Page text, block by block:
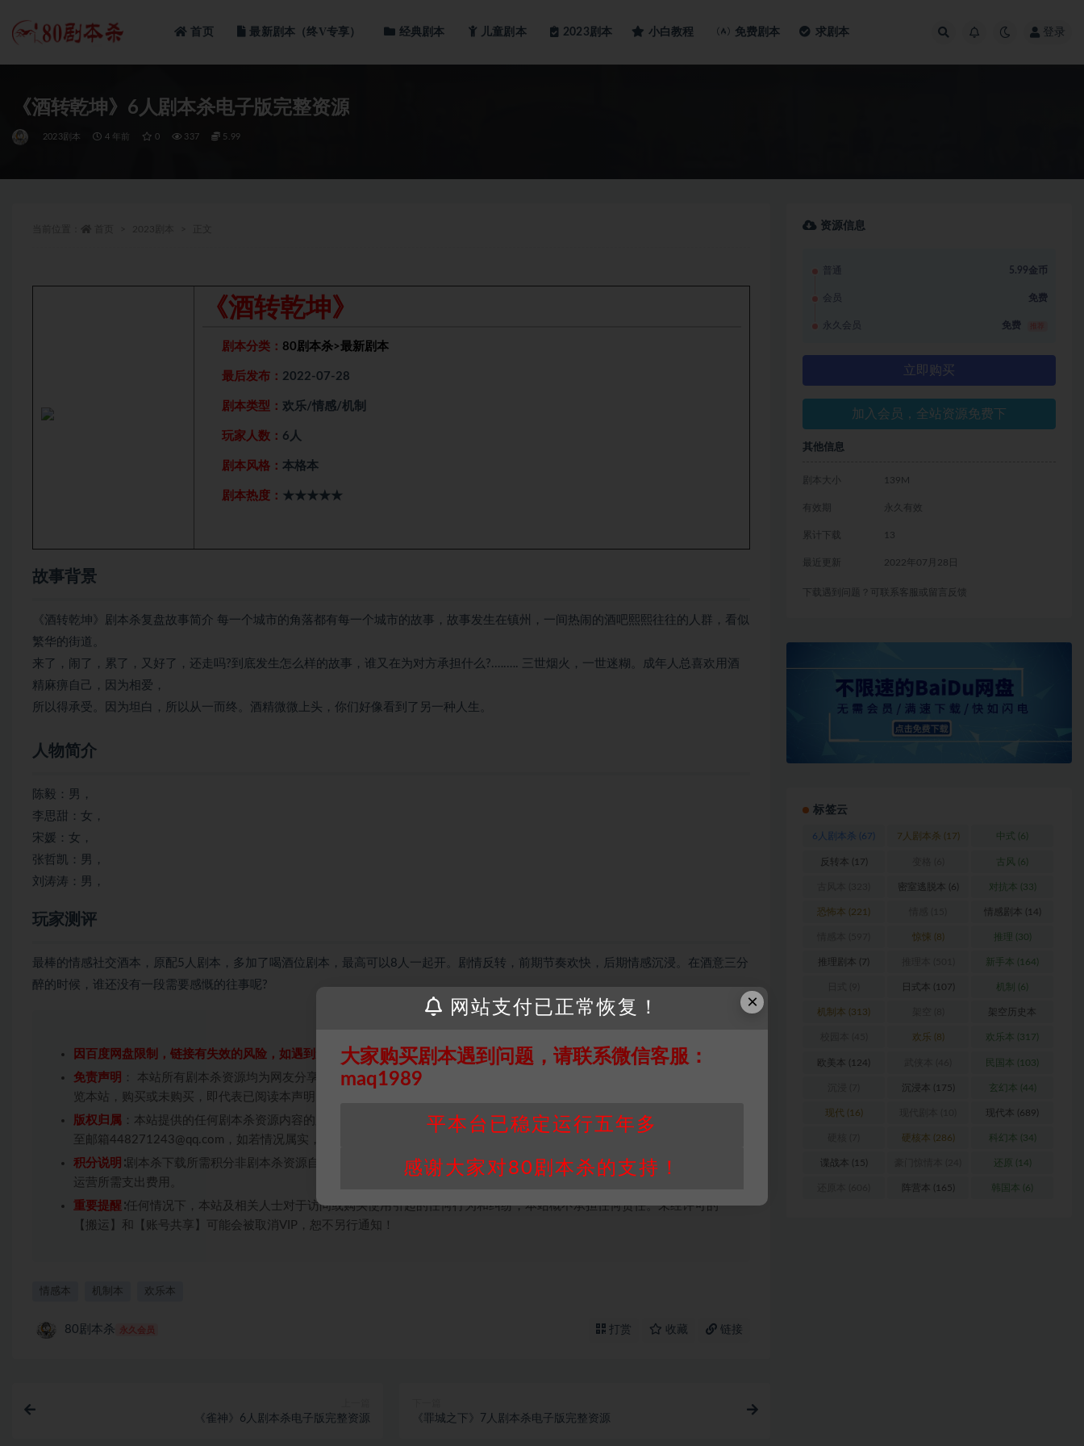
首页 最新剧本（终V专享） 经典剧本 儿童剧本 2023剧本 小白教程 免费剧本 求剧本 登录
《酒转乾坤》6人剧本杀电子版完整资源
2023剧本 4 年前 0 337 5.99
《酒转乾坤》
剧本分类： 80剧本杀>最新剧本
最后发布： 2022-07-28
剧本类型： 欢乐/情感/机制
玩家人数： 6人
剧本风格： 本格本
剧本热度： ★★★★★
故事背景
《酒转乾坤》剧本杀复盘故事简介 每一个城市的角落都有每一个城市的故事，故事发生在镇州，一间热闹的酒吧熙熙往往的人群，看似
繁华的街道。
来了，闹了，累了，又好了，还走吗?到底发生怎么样的故事，谁又在为对方承担什么?.….…. 三世烟火，一世迷糊。成年人总喜欢用酒
精麻痹自己，因为相爱，
所以得承受。因为坦白，所以从一而终。酒精微微上头，你们好像看到了另一种人生。
人物简介
陈毅：男，
李思甜：女，
宋媛：女，
张哲凯：男，
刘涛涛：男，
玩家测评
最棒的情感社交酒本，原配5人剧本，多加了喝酒位剧本，最高可以8人一起开。剧情反转，前期节奏欢快，后期情感沉浸。在酒意三分
醉的时候，谁还没有一段需要感慨的往事呢?
因百度网盘限制，链接有失效的风险，如遇到无效链接请联系客服补发！！！网盘不限速下载神器→点此下载←
免责声明 ： 本站所有剧本杀资源均为网友分享投稿+个人整理而来，仅供学习研究使用，请勿用于商业用途!任何人访问、浏
览本站，购买或未购买，即代表已阅读本声明，理解并同意受本条约约束，并遵守所有适用的法律法规。
版权归属 ：本站提供的任何剧本杀资源内容的版权均属于机关版权或权利人。如有侵权，请发邮件通知并提供相关证实资料
至邮箱448271243@qq.com，如若情况属实，我们将会在三天内下架相关剧本攻略。
积分说明 ∶剧本杀下载所需积分非剧本杀资源自身价值，本站积分为本站收取的赞助费，用于本站整理资料的时间成本及网站
运营所需支出费用。
重要提醒 ∶任何情况下，本站及相关人士对于访问或购买使用引起的任何行为和纠纷，本站概不承担任何责任。未经许可的
【搬运】和【账号共享】可能会被取消VIP，恕不另行通知！
情感本 机制本 欢乐本
80剧本杀 永久会员 打赏 收藏 链接
《雀神》6人剧本杀电子版完整资源 《罪城之下》7人剧本杀电子版完整资源
资源信息
普通 5.99金币
会员 免费
永久会员 免费
立即购买
加入会员，全站资源免费下
其他信息
剧本大小 139M
有效期 永久有效
累计下载 13
最近更新 2022年07月28日
下载遇到问题？可联系客服或留言反馈
标签云
6人剧本杀 (67) 7人剧本杀 (17) 中式 (6)
反转本 (17) 古风 (6)
密室逃脱本 (6) 对抗本 (33)
恐怖本 (221) 情感剧本 (14)
惊悚 (8) 推理 (30)
推理剧本 (7) 新手本 (164)
日式本 (107) 机制 (6)
机制本 (313) 架空历史本
(102)
欢乐 (8) 欢乐本 (317)
欧美本 (124) 民国本 (103)
沉浸本 (175) 玄幻本 (44)
现代 (16) 现代本 (689)
硬核本 (286) 科幻本 (34)
谍战本 (15) 还原 (14)
阵营本 (165) 韩国本 (6)
×
网站支付已正常恢复！
大家购买剧本遇到问题，请联系微信客服：
maq1989
平本台已稳定运行五年多
感谢大家对80剧本杀的支持！